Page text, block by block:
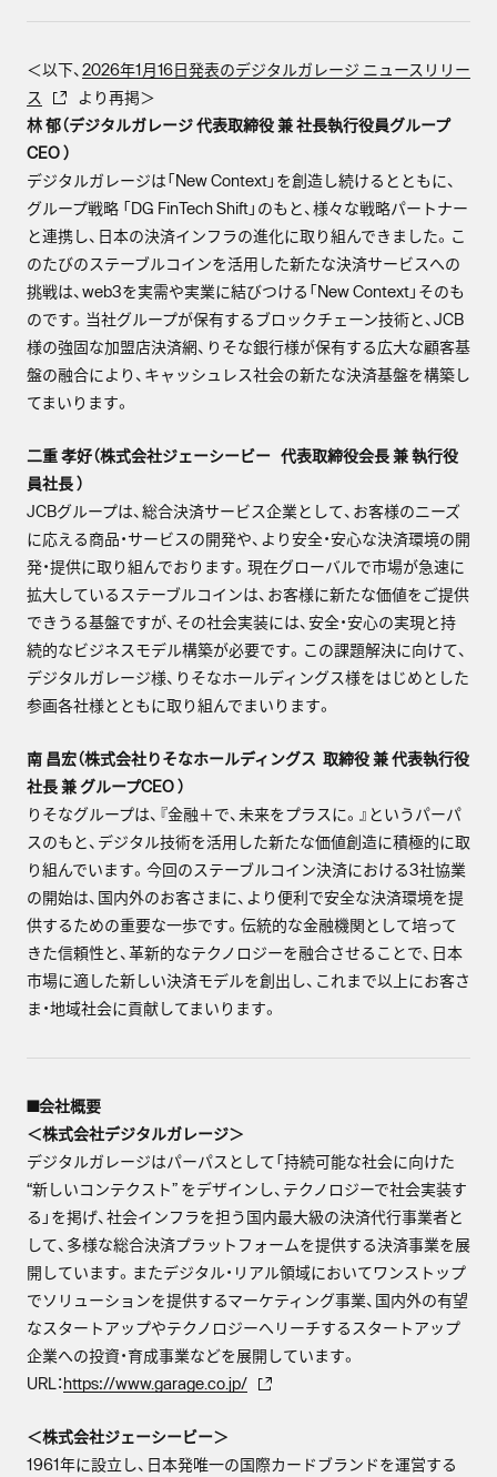
＜以下、 2026年1月16日発表のデジタルガレージ ニュースリリー
ス
より再掲＞
林 郁（デジタルガレージ 代表取締役 兼 社長執行役員グループ
CEO ）
デジタルガレージは「New Context」を創造し続けるとともに、
グループ戦略 「DG FinTech Shift」のもと、様々な戦略パートナー
と連携し、日本の決済インフラの進化に取り組んできました。こ
のたびのステーブルコインを活用した新たな決済サービスへの
挑戦は、web3を実需や実業に結びつける「New Context」そのも
のです。当社グループが保有するブロックチェーン技術と、JCB
様の強固な加盟店決済網、りそな銀行様が保有する広大な顧客基
盤の融合により、キャッシュレス社会の新たな決済基盤を構築し
てまいります。
二重 孝好（株式会社ジェーシービー 代表取締役会長 兼 執行役
員社長 ）
JCBグループは、総合決済サービス企業として、お客様のニーズ
に応える商品・サービスの開発や、より安全・安心な決済環境の開
発・提供に取り組んでおります。現在グローバルで市場が急速に
拡大しているステーブルコインは、お客様に新たな価値をご提供
できうる基盤ですが、その社会実装には、安全・安心の実現と持
続的なビジネスモデル構築が必要です。この課題解決に向けて、
デジタルガレージ様、りそなホールディングス様をはじめとした
参画各社様とともに取り組んでまいります。
南 昌宏（株式会社りそなホールディングス 取締役 兼 代表執行役
社長 兼 グループCEO ）
りそなグループは、『金融＋で、未来をプラスに。』というパーパ
スのもと、デジタル技術を活用した新たな価値創造に積極的に取
り組んでいます。今回のステーブルコイン決済における3社協業
の開始は、国内外のお客さまに、より便利で安全な決済環境を提
供するための重要な一歩です。伝統的な金融機関として培って
きた信頼性と、革新的なテクノロジーを融合させることで、日本
市場に適した新しい決済モデルを創出し、これまで以上にお客さ
ま・地域社会に貢献してまいります。
■会社概要
＜株式会社デジタルガレージ＞
デジタルガレージはパーパスとして「持続可能な社会に向けた
“新しいコンテクスト” をデザインし、テクノロジーで社会実装す
る」を掲げ、社会インフラを担う国内最大級の決済代行事業者と
して、多様な総合決済プラットフォームを提供する決済事業を展
開しています。またデジタル・リアル領域においてワンストップ
でソリューションを提供するマーケティング事業、国内外の有望
なスタートアップやテクノロジーへリーチするスタートアップ
企業への投資・育成事業などを展開しています。
URL：https://www.garage.co.jp/
＜株式会社ジェーシービー＞
1961年に設立し、日本発唯一の国際カードブランドを運営する